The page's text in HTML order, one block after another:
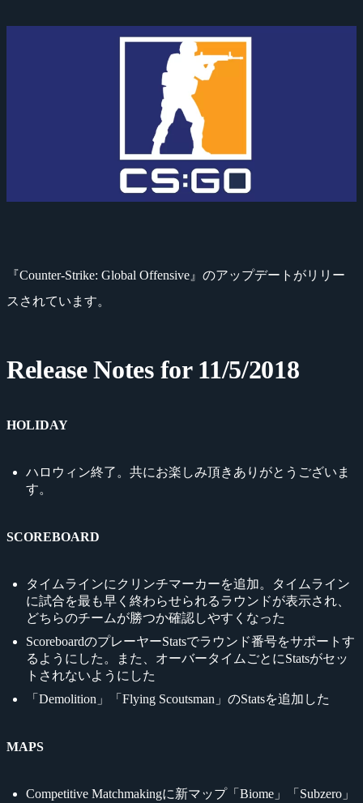
『Counter-Strike: Global Offensive』のアップデートがリリー
スされています。
Release Notes for 11/5/2018
HOLIDAY
ハロウィン終了。共にお楽しみ頂きありがとうございま
す。
SCOREBOARD
タイムラインにクリンチマーカーを追加。タイムライン
に試合を最も早く終わらせられるラウンドが表示され、
どちらのチームが勝つか確認しやすくなった
ScoreboardのプレーヤーStatsでラウンド番号をサポートす
るようにした。また、オーバータイムごとにStatsがセッ
トされないようにした
「Demolition」「Flying Scoutsman」のStatsを追加した
MAPS
Competitive Matchmakingに新マップ「Biome」「Subzero」